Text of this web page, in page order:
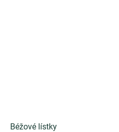
Béžové lístky